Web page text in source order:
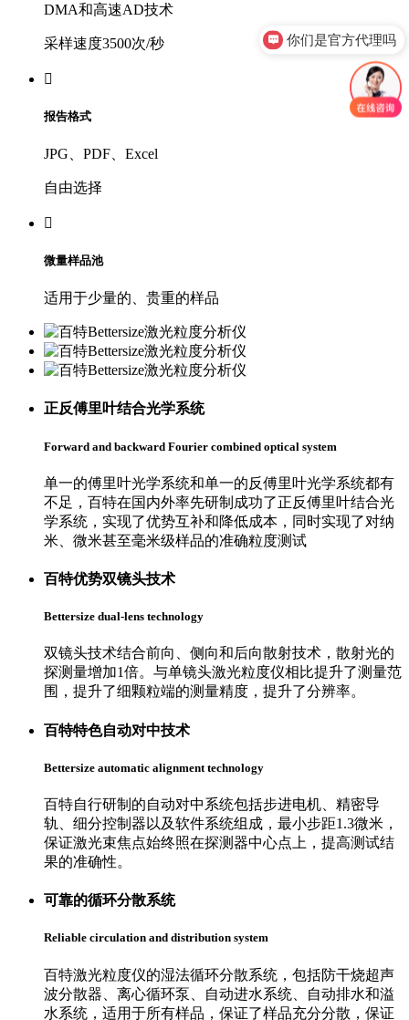
DMA和高速AD技术
采样速度3500次/秒

报告格式
JPG、PDF、Excel
自由选择

微量样品池
适用于少量的、贵重的样品
正反傅里叶结合光学系统
Forward and backward Fourier combined optical system
单一的傅里叶光学系统和单一的反傅里叶光学系统都有
不足，百特在国内外率先研制成功了正反傅里叶结合光
学系统，实现了优势互补和降低成本，同时实现了对纳
米、微米甚至毫米级样品的准确粒度测试
百特优势双镜头技术
Bettersize dual-lens technology
双镜头技术结合前向、侧向和后向散射技术，散射光的
探测量增加1倍。与单镜头激光粒度仪相比提升了测量范
围，提升了细颗粒端的测量精度，提升了分辨率。
百特特色自动对中技术
Bettersize automatic alignment technology
百特自行研制的自动对中系统包括步进电机、精密导
轨、细分控制器以及软件系统组成，最小步距1.3微米，
保证激光束焦点始终照在探测器中心点上，提高测试结
果的准确性。
可靠的循环分散系统
Reliable circulation and distribution system
百特激光粒度仪的湿法循环分散系统，包括防干烧超声
波分散器、离心循环泵、自动进水系统、自动排水和溢
水系统，适用于所有样品，保证了样品充分分散，保证
你们是官方代理吗